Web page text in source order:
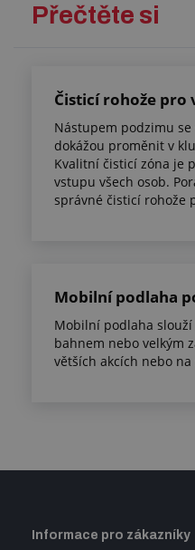
Přečtěte si
Čisticí rohože pro
Nástupem podzimu
dokážou proměnit v
Kvalitní čisticí zóna je
vstupu všech osob.
správné čisticí rohože
Mobilní podlaha
Mobilní podlaha
bahnem nebo velkým
větších akcích nebo na
Informace pro zákazníky